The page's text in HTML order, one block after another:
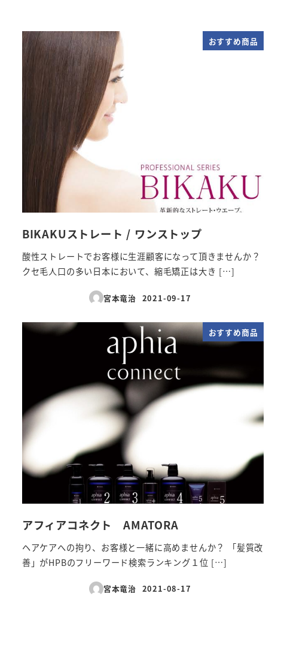
おすすめ商品
BIKAKUストレート / ワンストップ
酸性ストレートでお客様に生涯顧客になって頂きませんか？
クセ毛人口の多い日本において、縮毛矯正は大き […]
宮本竜治
投稿日
2021-09-17
おすすめ商品
アフィアコネクト AMATORA
ヘアケアへの拘り、お客様と一緒に高めませんか？ 「髪質改
善」がHPBのフリーワード検索ランキング１位 […]
宮本竜治
投稿日
2021-08-17